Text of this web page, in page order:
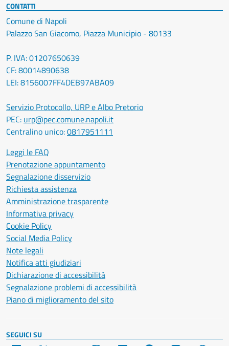
CONTATTI
Comune di Napoli
Palazzo San Giacomo, Piazza Municipio - 80133
P. IVA: 01207650639
CF: 80014890638
LEI: 8156007FF4DEB97ABA09
Servizio Protocollo, URP e Albo Pretorio
PEC: urp@pec.comune.napoli.it
Centralino unico:0817951111
Leggi le FAQ
Prenotazione appuntamento
Segnalazione disservizio
Richiesta assistenza
Amministrazione trasparente
Informativa privacy
Cookie Policy
Social Media Policy
Note legali
Notifica atti giudiziari
Dichiarazione di accessibilità
Segnalazione problemi di accessibilità
Piano di miglioramento del sito
SEGUICI SU